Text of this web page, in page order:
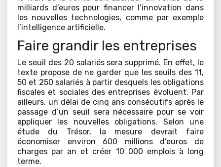
milliards d’euros pour financer l’innovation dans
les nouvelles technologies, comme par exemple
l’intelligence artificielle.
Faire grandir les entreprises
Le seuil des 20 salariés sera supprimé. En effet, le
texte propose de ne garder que les seuils des 11,
50 et 250 salariés à partir desquels les obligations
fiscales et sociales des entreprises évoluent. Par
ailleurs, un délai de cinq ans consécutifs après le
passage d’un seuil sera nécessaire pour se voir
appliquer les nouvelles obligations. Selon une
étude du Trésor, la mesure devrait faire
économiser environ 600 millions d’euros de
charges par an et créer 10 000 emplois à long
terme.